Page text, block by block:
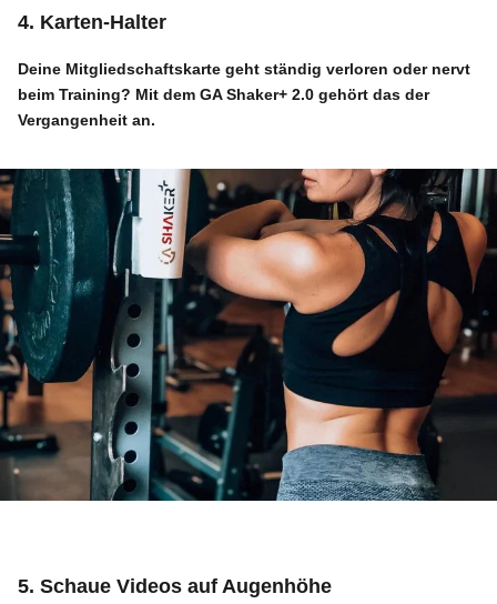
4. Karten-Halter
Deine Mitgliedschaftskarte geht ständig verloren oder nervt
beim Training? Mit dem GA Shaker+ 2.0 gehört das der
Vergangenheit an.
5. Schaue Videos auf Augenhöhe